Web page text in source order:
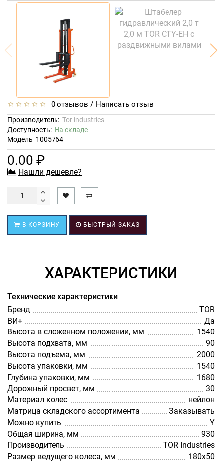
0 отзывов / Написать отзыв
Производитель: Tor industries
Доступность: На складе
Модель 1005764
0.00 ₽
Нашли дешевле?
В КОРЗИНУ БЫСТРЫЙ ЗАКАЗ
ХАРАКТЕРИСТИКИ
Технические характеристики
Бренд
TOR
ВИ+
Да
Высота в сложенном положении, мм
1540
Высота подхвата, мм
90
Высота подъема, мм
2000
Высота упаковки, мм
1540
Глубина упаковки, мм
1680
Дорожный просвет, мм
30
Материал колес
нейлон
Матрица складского ассортимента
Заказывать
Можно купить
Y
Общая ширина, мм
930
Производитель
TOR Industries
Размер ведущего колеса, мм
180х50